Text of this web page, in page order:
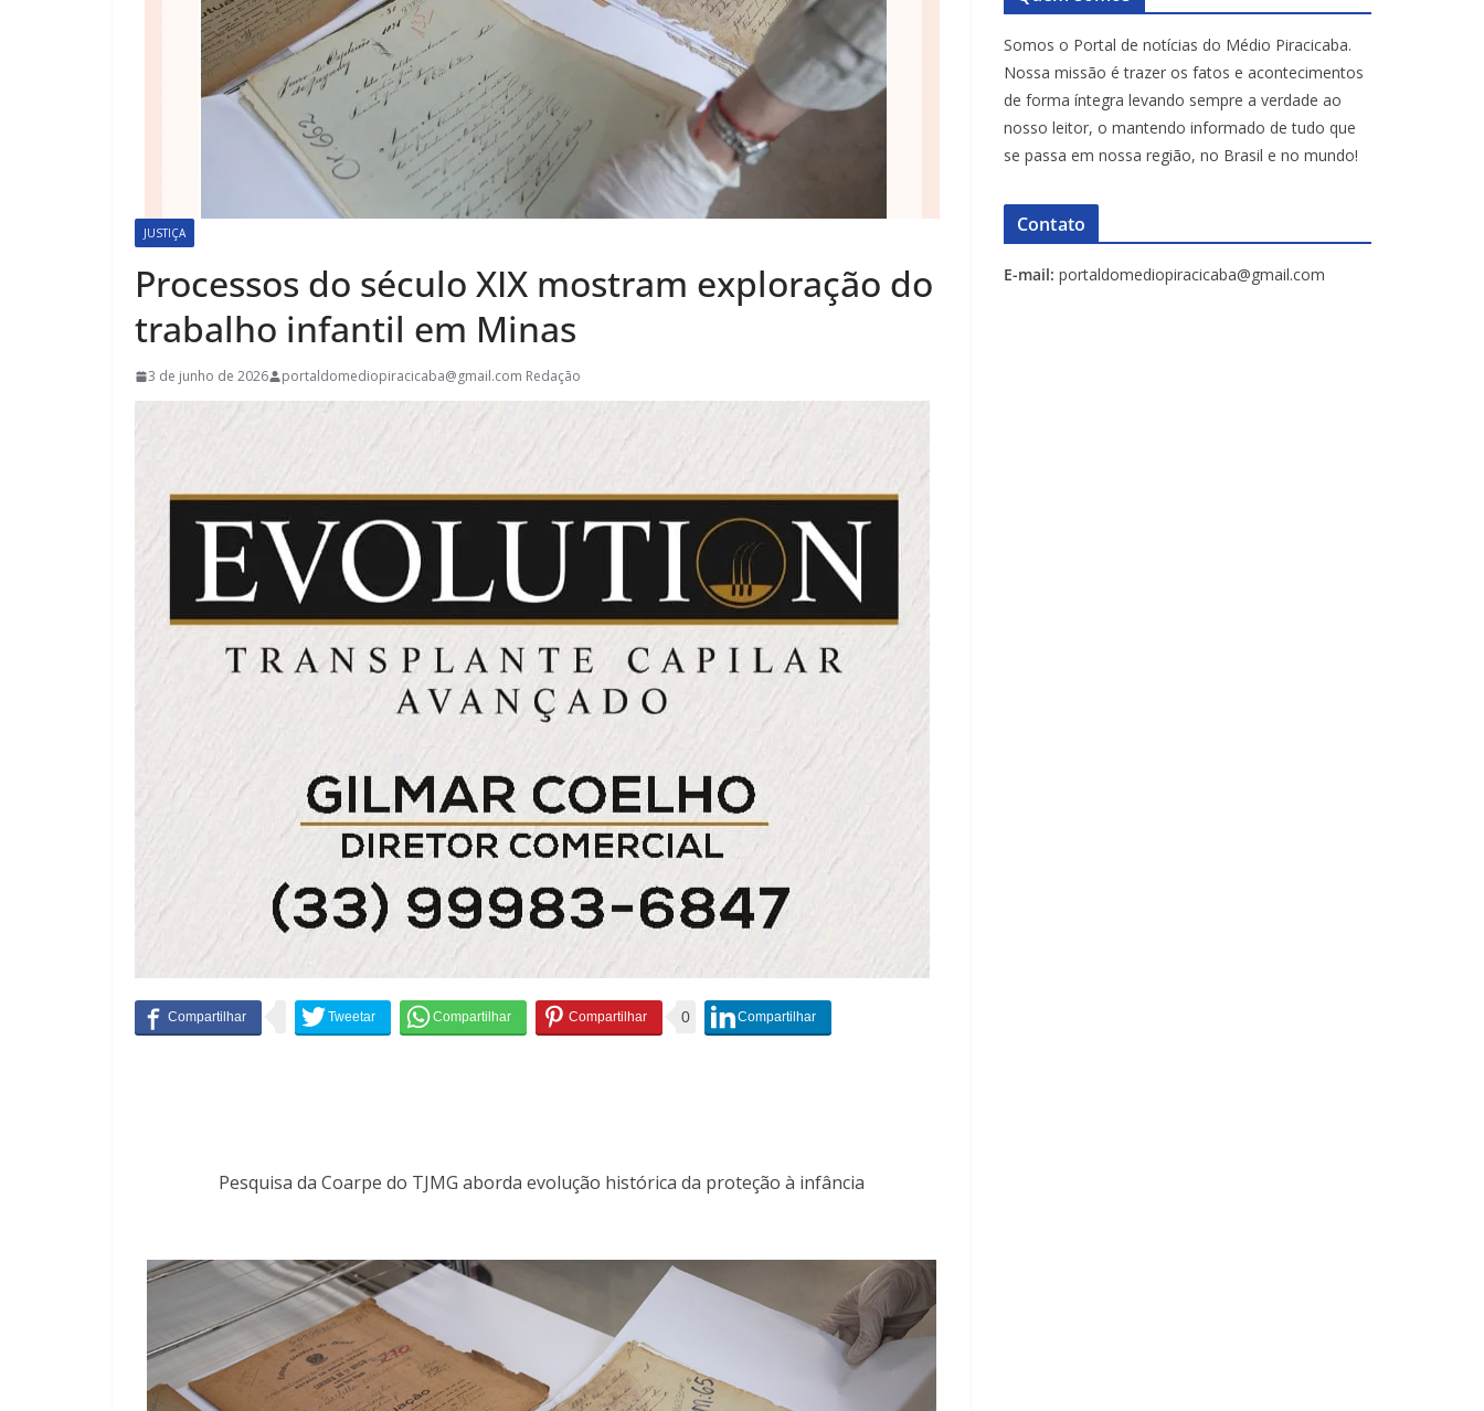
JUSTIÇA
Processos do século XIX mostram exploração do
trabalho infantil em Minas
3 de junho de 2026 portaldomediopiracicaba@gmail.com Redação
0
Pesquisa da Coarpe do TJMG aborda evolução histórica da proteção à infância
Somos o Portal de notícias do Médio Piracicaba.
Nossa missão é trazer os fatos e acontecimentos
de forma íntegra levando sempre a verdade ao
nosso leitor, o mantendo informado de tudo que
se passa em nossa região, no Brasil e no mundo!
Contato
E-mail: portaldomediopiracicaba@gmail.com